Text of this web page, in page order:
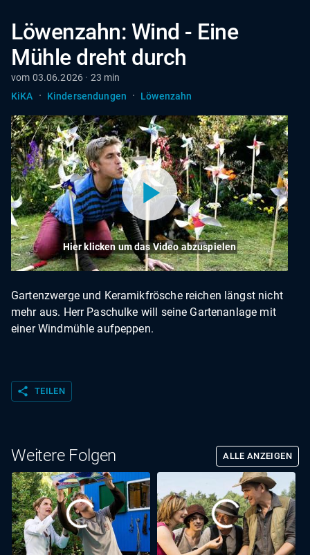
Löwenzahn: Wind - Eine
Mühle dreht durch
vom 03.06.2026 · 23 min
KiKA
· Kindersendungen · Löwenzahn
Hier klicken um das Video abzuspielen
Gartenzwerge und Keramikfrösche reichen längst nicht
mehr aus. Herr Paschulke will seine Gartenanlage mit
einer Windmühle aufpeppen.
share TEILEN
Weitere Folgen ALLE ANZEIGEN